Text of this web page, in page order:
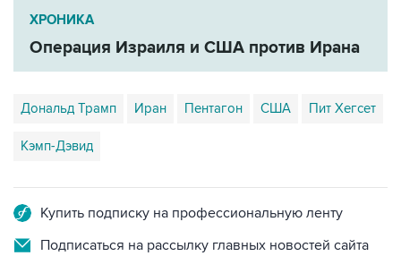
ХРОНИКА
Операция Израиля и США против Ирана
Дональд Трамп Иран Пентагон США Пит Хегсет
Кэмп-Дэвид
Купить подписку на профессиональную ленту
Подписаться на рассылку главных новостей сайта